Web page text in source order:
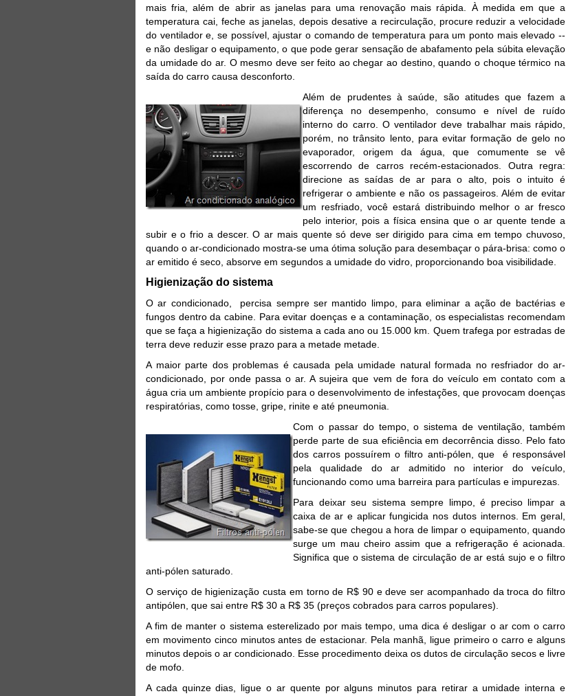
mais fria, além de abrir as janelas para uma renovação mais rápida. À medida em que a
temperatura cai, feche as janelas, depois desative a recirculação, procure reduzir a velocidade
do ventilador e, se possível, ajustar o comando de temperatura para um ponto mais elevado --
e não desligar o equipamento, o que pode gerar sensação de abafamento pela súbita elevação
da umidade do ar. O mesmo deve ser feito ao chegar ao destino, quando o choque térmico na
saída do carro causa desconforto.
Além de prudentes à saúde, são atitudes que fazem a
diferença no desempenho, consumo e nível de ruído
interno do carro. O ventilador deve trabalhar mais rápido,
porém, no trânsito lento, para evitar formação de gelo no
evaporador, origem da água, que comumente se vê
escorrendo de carros recém-estacionados. Outra regra:
direcione as saídas de ar para o alto, pois o intuito é
refrigerar o ambiente e não os passageiros. Além de evitar
um resfriado, você estará distribuindo melhor o ar fresco
pelo interior, pois a física ensina que o ar quente tende a
subir e o frio a descer. O ar mais quente só deve ser dirigido para cima em tempo chuvoso,
quando o ar-condicionado mostra-se uma ótima solução para desembaçar o pára-brisa: como o
ar emitido é seco, absorve em segundos a umidade do vidro, proporcionando boa visibilidade.
Higienização do sistema
O ar condicionado, percisa sempre ser mantido limpo, para eliminar a ação de bactérias e
fungos dentro da cabine. Para evitar doenças e a contaminação, os especialistas recomendam
que se faça a higienização do sistema a cada ano ou 15.000 km. Quem trafega por estradas de
terra deve reduzir esse prazo para a metade metade.
A maior parte dos problemas é causada pela umidade natural formada no resfriador do ar-
condicionado, por onde passa o ar. A sujeira que vem de fora do veículo em contato com a
água cria um ambiente propício para o desenvolvimento de infestações, que provocam doenças
respiratórias, como tosse, gripe, rinite e até pneumonia.
Com o passar do tempo, o sistema de ventilação, também
perde parte de sua eficiência em decorrência disso. Pelo fato
dos carros possuírem o filtro anti-pólen, que é responsável
pela qualidade do ar admitido no interior do veículo,
funcionando como uma barreira para partículas e impurezas.
Para deixar seu sistema sempre limpo, é preciso limpar a
caixa de ar e aplicar fungicida nos dutos internos. Em geral,
sabe-se que chegou a hora de limpar o equipamento, quando
surge um mau cheiro assim que a refrigeração é acionada.
Significa que o sistema de circulação de ar está sujo e o filtro
anti-pólen saturado.
O serviço de higienização custa em torno de R$ 90 e deve ser acompanhado da troca do filtro
antipólen, que sai entre R$ 30 a R$ 35 (preços cobrados para carros populares).
A fim de manter o sistema esterelizado por mais tempo, uma dica é desligar o ar com o carro
em movimento cinco minutos antes de estacionar. Pela manhã, ligue primeiro o carro e alguns
minutos depois o ar condicionado. Esse procedimento deixa os dutos de circulação secos e livre
de mofo.
A cada quinze dias, ligue o ar quente por alguns minutos para retirar a umidade interna e